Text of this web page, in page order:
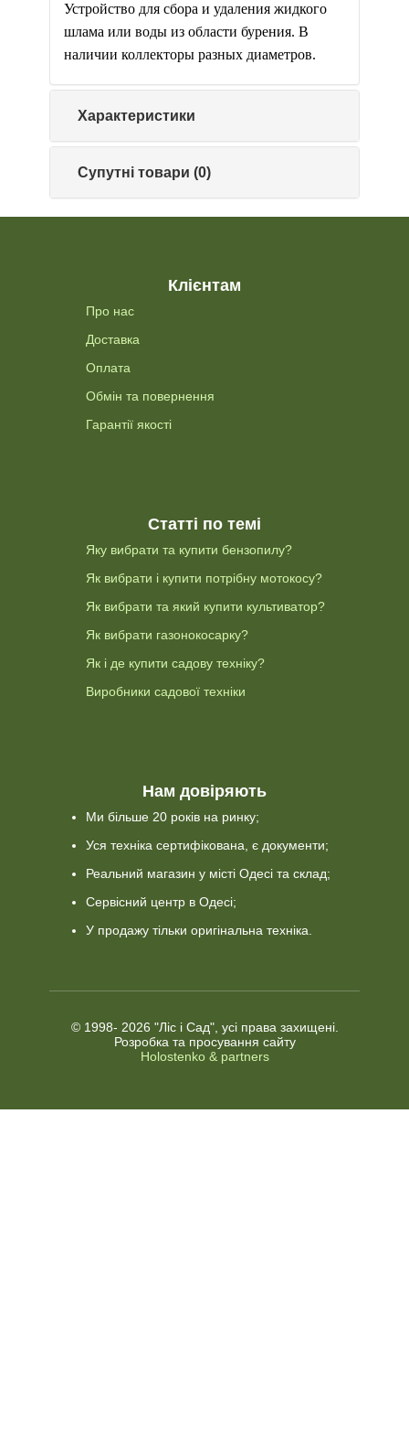
Устройство для сбора и удаления жидкого
шлама или воды из области бурения. В
наличии коллекторы разных диаметров.
Характеристики
Супутні товари (0)
Клієнтам
Про нас
Доставка
Оплата
Обмін та повернення
Гарантії якості
Статті по темі
Яку вибрати та купити бензопилу?
Як вибрати і купити потрібну мотокосу?
Як вибрати та який купити культиватор?
Як вибрати газонокосарку?
Як і де купити садову техніку?
Виробники садової техніки
Нам довіряють
Ми більше 20 років на ринку;
Уся техніка сертифікована, є документи;
Реальний магазин у місті Одесі та склад;
Сервісний центр в Одесі;
У продажу тільки оригінальна техніка.
© 1998- 2026 "Ліс і Сад", усі права захищені.
Розробка та просування сайту
Holostenko & partners